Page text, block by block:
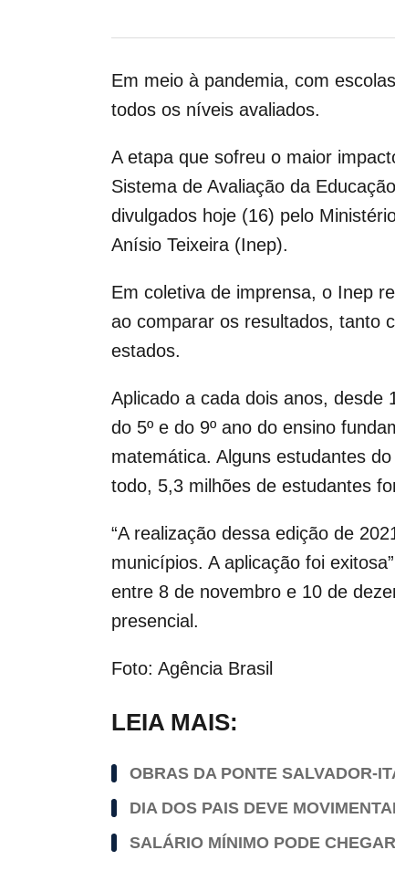
Em meio à pandemia, com
todos os níveis avaliados.
A etapa que sofreu o maior
Sistema de Avaliação da
divulgados hoje (16) pelo
Anísio Teixeira (Inep).
Em coletiva de imprensa, o Inep
ao comparar os resultados, tanto
estados.
Aplicado a cada dois anos, desde
do 5º e do 9º ano do ensino
matemática. Alguns estudantes
todo, 5,3 milhões de estudantes
“A realização dessa edição de
municípios. A aplicação foi
entre 8 de novembro e 10 de
presencial.
Foto: Agência Brasil
LEIA MAIS:
OBRAS DA PONTE SALVADOR-
DIA DOS PAIS DEVE
SALÁRIO MÍNIMO PODE